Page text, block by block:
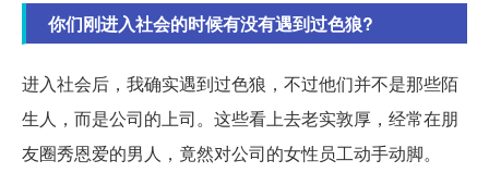
你们刚进入社会的时候有没有遇到过色狼?
进入社会后，我确实遇到过色狼，不过他们并不是那些陌
生人，而是公司的上司。这些看上去老实敦厚，经常在朋
友圈秀恩爱的男人，竟然对公司的女性员工动手动脚。